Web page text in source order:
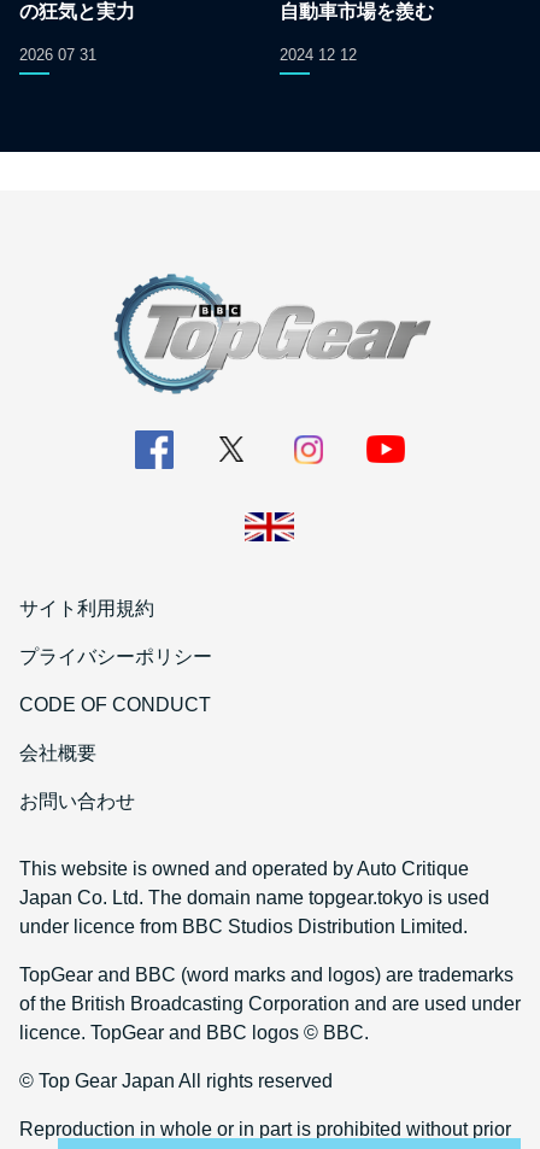
の狂気と実力
2026 07 31
自動車市場を羨む
2024 12 12
サイト利用規約
プライバシーポリシー
CODE OF CONDUCT
会社概要
お問い合わせ
This website is owned and operated by Auto Critique
Japan Co. Ltd. The domain name topgear.tokyo is used
under licence from BBC Studios Distribution Limited.
TopGear and BBC (word marks and logos) are trademarks
of the British Broadcasting Corporation and are used under
licence. TopGear and BBC logos © BBC.
© Top Gear Japan All rights reserved
Reproduction in whole or in part is prohibited without prior